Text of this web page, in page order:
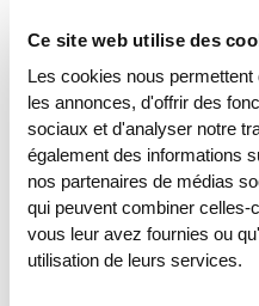
Ce site web utilise des
Les cookies nous
les annonces, d'offrir des
sociaux et d'analyser notre
également des informations
nos partenaires de médias
qui peuvent combiner
vous leur avez fournies ou
utilisation de leurs services.
AG jusqu’au paiement
s’engage à nous informer
l’emplacement de
usage de la possibilité
propriété conformément
la réserve de propriété à
commerciaux.